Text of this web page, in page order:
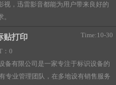
视，迅雷影音都能为用户带来良好的
贴打印 Time:10-30
：0
备有限公司是一家专注于标识设备的
专业管理团队，在多地设有销售服务